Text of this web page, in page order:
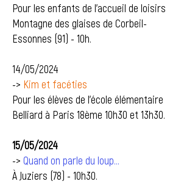
Pour les enfants de l'accueil de loisirs
Montagne des glaises de Corbeil-
Essonnes (91) - 10h.
14/05/2024
-> Kim et facéties
Pour les élèves de l'école élémentaire
Belliard à Paris 18ème 10h30 et 13h30.
15/05/2024
-> Quand on parle du loup...
À Juziers (78) - 10h30.